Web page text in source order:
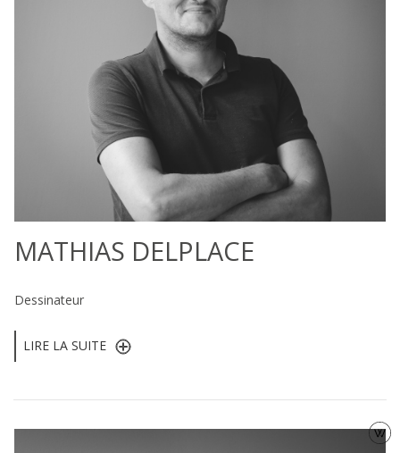
MATHIAS DELPLACE
Dessinateur
LIRE LA SUITE